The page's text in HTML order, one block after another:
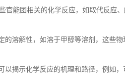
官能团相关的化学反应，如取代反应
溶解性，如溶于甲醇等溶剂，这些
以揭示化学反应的机理和路径，例如